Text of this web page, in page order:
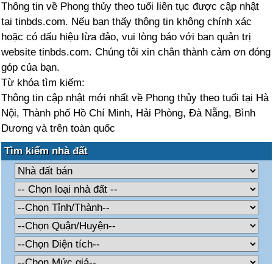
Thông tin về Phong thủy theo tuổi liên tục được cập nhật
tại tinbds.com. Nếu bạn thấy thông tin không chính xác
hoặc có dấu hiệu lừa đảo, vui lòng báo với ban quản trị
website tinbds.com. Chúng tôi xin chân thành cảm ơn đóng
góp của bạn.
Từ khóa tìm kiếm:
Thông tin cập nhật mới nhất về Phong thủy theo tuổi tại Hà
Nội, Thành phố Hồ Chí Minh, Hải Phòng, Đà Nẵng, Bình
Dương và trên toàn quốc
Tìm kiếm nhà đất